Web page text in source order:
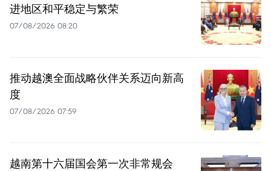
进地区和平稳定与繁荣
07/08/2026 08:20
推动越澳全面战略伙伴关系迈向新高
度
07/08/2026 07:59
越南第十六届国会第一次非常规会